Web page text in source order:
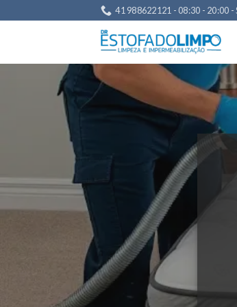
41 988622121 - 08:30 - 20:00 -